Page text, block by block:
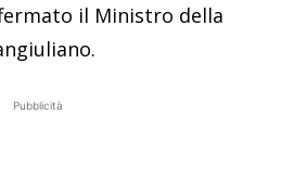
il Ministro della
Pubblicità